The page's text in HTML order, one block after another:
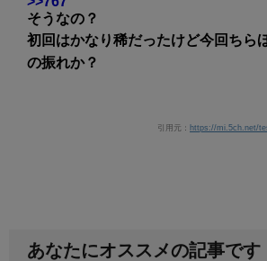
そうなの？
初回はかなり稀だったけど今回ちら
の振れか？
引用元： https://mi.5ch.net/
あなたにオススメの記事です